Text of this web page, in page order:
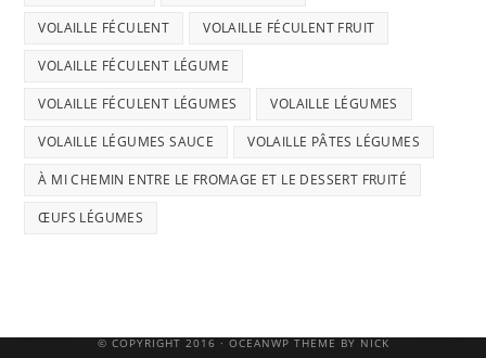
VOLAILLE FÉCULENT VOLAILLE FÉCULENT FRUIT
VOLAILLE FÉCULENT LÉGUME
VOLAILLE FÉCULENT LÉGUMES VOLAILLE LÉGUMES
VOLAILLE LÉGUMES SAUCE VOLAILLE PÂTES LÉGUMES
À MI CHEMIN ENTRE LE FROMAGE ET LE DESSERT FRUITÉ
ŒUFS LÉGUMES
© COPYRIGHT 2016 · OCEANWP THEME BY NICK